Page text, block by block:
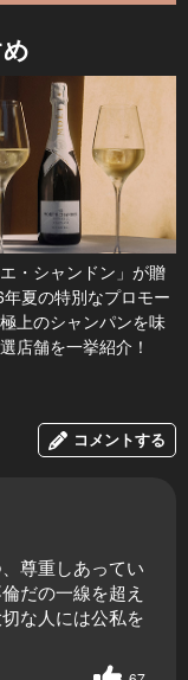
エ・シャンドン」が贈
夏の特別なプロモー
上のシャンパンを味
店舗を一挙紹介！
コメントする
尊重しあってい
だの一線を超え
な人には公私を